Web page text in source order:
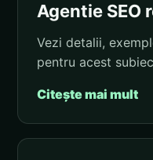
Agentie SEO
Vezi detalii,
pentru acest
Citește mai mult